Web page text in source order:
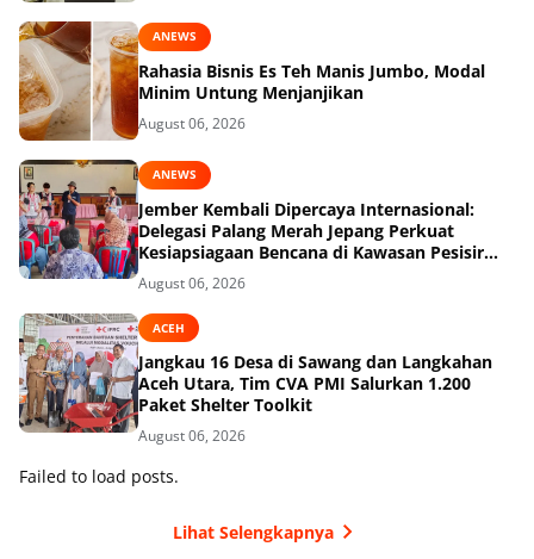
ANEWS
Rahasia Bisnis Es Teh Manis Jumbo, Modal
Minim Untung Menjanjikan
August 06, 2026
ANEWS
Jember Kembali Dipercaya Internasional:
Delegasi Palang Merah Jepang Perkuat
Kesiapsiagaan Bencana di Kawasan Pesisir
dan Sekolah
August 06, 2026
ACEH
Jangkau 16 Desa di Sawang dan Langkahan
Aceh Utara, Tim CVA PMI Salurkan 1.200
Paket Shelter Toolkit
August 06, 2026
Failed to load posts.
Lihat Selengkapnya